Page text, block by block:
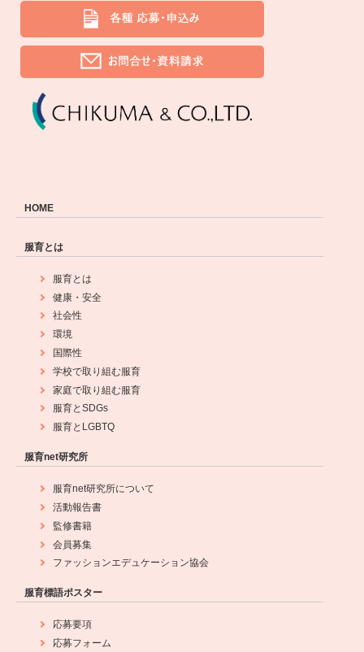
HOME
服育とは
服育とは
健康・安全
社会性
環境
国際性
学校で取り組む服育
家庭で取り組む服育
服育とSDGs
服育とLGBTQ
服育net研究所
服育net研究所について
活動報告書
監修書籍
会員募集
ファッションエデュケーション協会
服育標語ポスター
応募要項
応募フォーム